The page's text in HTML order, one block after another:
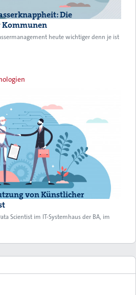
Die
heute wichtiger denn je ist
von Künstlicher
Scientist im IT-Systemhaus der BA, im